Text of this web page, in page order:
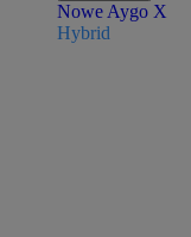
Nowe Aygo X
Hybrid